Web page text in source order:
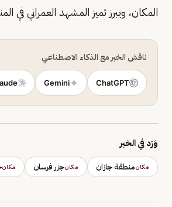
المكان، ويبرز تميز المشهد العمراني في
ناقش الخبر مع الذكاء الاصطناعي
ChatGPT
Gemini
وَرَد في الخبر
مكانمنطقة جازان مكانجزر فرسان مكان